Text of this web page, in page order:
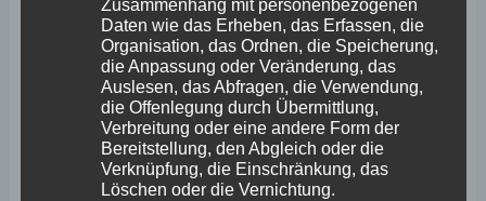
Entlastung
Kommunen
14
Zusammenhang mit personenbezogenen
Daten wie das Erheben, das Erfassen, die
Organisation, das Ordnen, die Speicherung,
die Anpassung oder Veränderung, das
Auslesen, das Abfragen, die Verwendung,
die Offenlegung durch Übermittlung,
Verbreitung oder eine andere Form der
Bereitstellung, den Abgleich oder die
Verknüpfung, die Einschränkung, das
Löschen oder die Vernichtung.